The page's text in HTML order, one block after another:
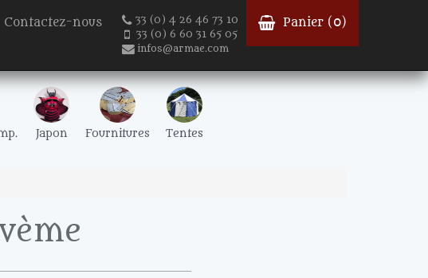
Contactez-nous
33 (0) 4 26 46 73 10
33 (0) 6 60 31 65 05
infos@armae.com
Panier ( 0)
Japon Fournitures Tentes